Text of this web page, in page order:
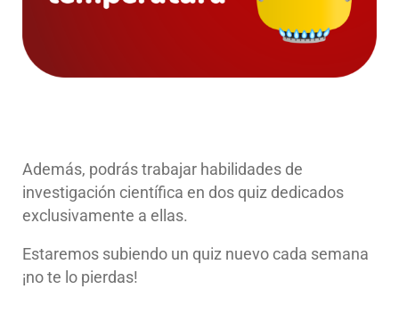
Además, podrás trabajar habilidades de
investigación científica en dos quiz dedicados
exclusivamente a ellas.
Estaremos subiendo un quiz nuevo cada semana
¡no te lo pierdas!